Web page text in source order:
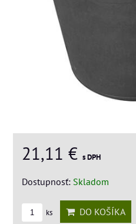
21,11 € s DPH
Dostupnosť: Skladom
ks DO KOŠÍKA